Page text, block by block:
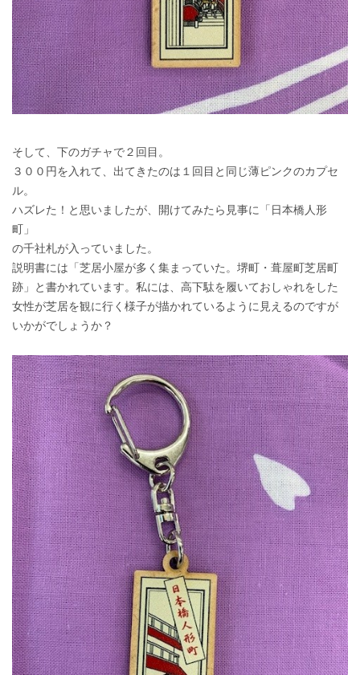
そして、下のガチャで２回目。
３００円を入れて、出てきたのは１回目と同じ薄ピンクのカプセ
ル。
ハズレた！と思いましたが、開けてみたら見事に「日本橋人形
町」
の千社札が入っていました。
説明書には「芝居小屋が多く集まっていた。堺町・葺屋町芝居町
跡」と書かれています。私には、高下駄を履いておしゃれをした
女性が芝居を観に行く様子が描かれているように見えるのですが
いかがでしょうか？